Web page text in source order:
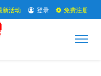
新活动 登录 免费注册